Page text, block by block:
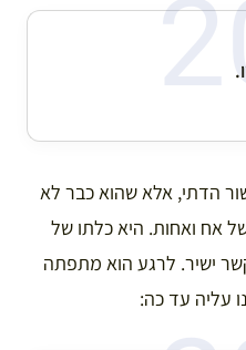
הדתי, אלא שהוא כבר לא
אח ואחות. היא כלתו של
קשר ישיר. לרגע הוא מתפתה
עליה עד כה: